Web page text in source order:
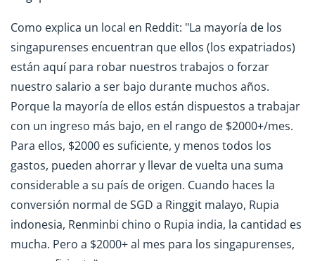
Como explica un local en Reddit: "La mayoría de los
singapurenses encuentran que ellos (los expatriados)
están aquí para robar nuestros trabajos o forzar
nuestro salario a ser bajo durante muchos años.
Porque la mayoría de ellos están dispuestos a trabajar
con un ingreso más bajo, en el rango de $2000+/mes.
Para ellos, $2000 es suficiente, y menos todos los
gastos, pueden ahorrar y llevar de vuelta una suma
considerable a su país de origen. Cuando haces la
conversión normal de SGD a Ringgit malayo, Rupia
indonesia, Renminbi chino o Rupia india, la cantidad es
mucha. Pero a $2000+ al mes para los singapurenses,